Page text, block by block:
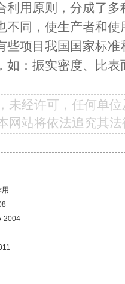
利用原则，分成了
不同，使生产者和
些项目我国国家标
如：振实密度、比
未经许可，任何单
网站将依法追究其
2004